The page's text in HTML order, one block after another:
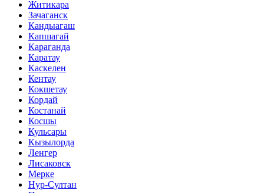
Житикара
Зачаганск
Кандыагаш
Капшагай
Караганда
Каратау
Каскелен
Кентау
Кокшетау
Кордай
Костанай
Косшы
Кульсары
Кызылорда
Ленгер
Лисаковск
Мерке
Нур-Султан